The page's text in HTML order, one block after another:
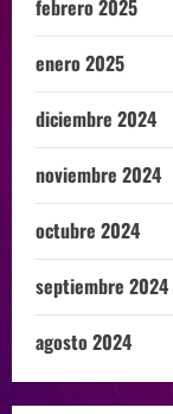
febrero 2025
enero 2025
diciembre 2024
noviembre 2024
octubre 2024
septiembre 2024
agosto 2024